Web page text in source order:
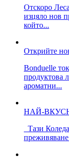
Отскоро
изцяло нов
който...
Открийте
Bonduelle
продуктова
ароматни...
НАЙ-
Тази